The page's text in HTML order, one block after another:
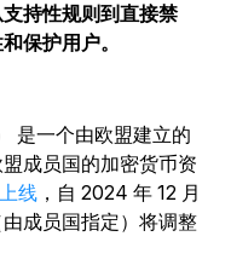
持性规则到直接禁
保护用户。
是一个由欧盟建立的
成员国的加密货币资
线 ，自 2024 年 12 月
成员国指定）将调整